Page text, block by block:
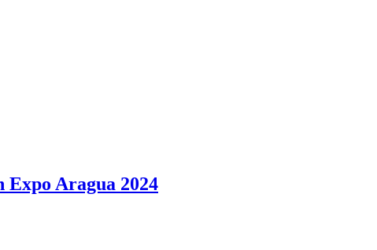
Expo Aragua 2024